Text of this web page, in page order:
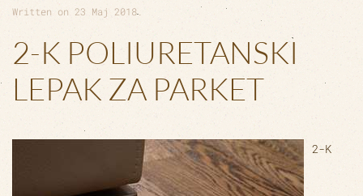
Written on 23 Maj 2018.
2-K POLIURETANSKI
LEPAK ZA PARKET
2-K